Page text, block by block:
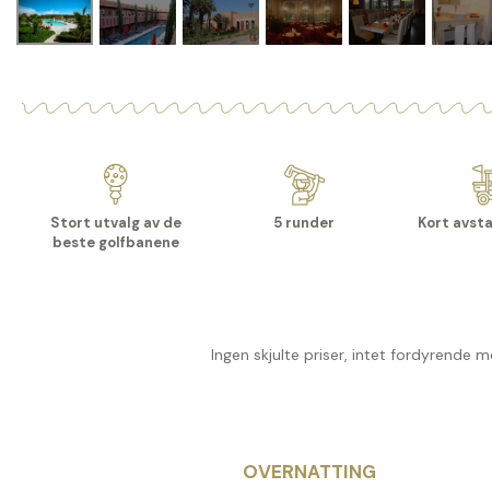
Stort utvalg av de
beste golfbanene
5 runder Kort
Ingen skjulte priser, intet fordyrende
OVERNATTING